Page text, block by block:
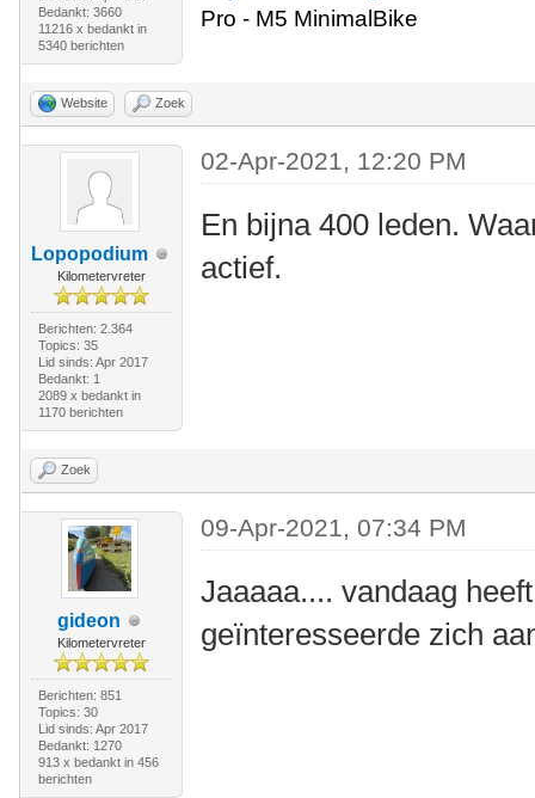
Bedankt: 3660
11216 x bedankt in
5340 berichten
Pro - M5 MinimalBike
Website Zoek
Lopopodium
Kilometervreter
Berichten: 2.364
Topics: 35
Lid sinds: Apr 2017
Bedankt: 1
2089 x bedankt in
1170 berichten
02-Apr-2021, 12:20 PM
En bijna 400 leden.
actief.
Zoek
gideon
Kilometervreter
Berichten: 851
Topics: 30
Lid sinds: Apr 2017
Bedankt: 1270
913 x bedankt in 456
berichten
09-Apr-2021, 07:34 PM
Jaaaaa.... vandaag
geïnteresseerde zich